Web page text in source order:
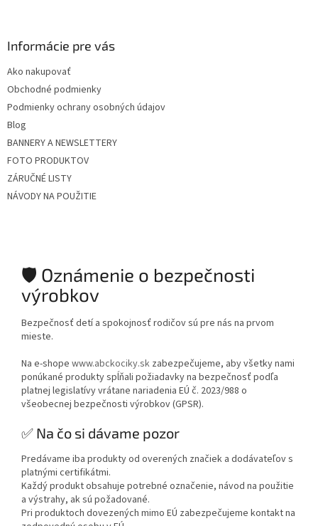
Informácie pre vás
Ako nakupovať
Obchodné podmienky
Podmienky ochrany osobných údajov
Blog
BANNERY A NEWSLETTERY
FOTO PRODUKTOV
ZÁRUČNÉ LISTY
NÁVODY NA POUŽITIE
🛡️ Oznámenie o bezpečnosti
výrobkov
Bezpečnosť detí a spokojnosť rodičov sú pre nás na prvom
mieste.
Na e-shope www.abckociky.sk zabezpečujeme, aby všetky nami
ponúkané produkty spĺňali požiadavky na bezpečnosť podľa
platnej legislatívy vrátane nariadenia EÚ č. 2023/988 o
všeobecnej bezpečnosti výrobkov (GPSR).
✅ Na čo si dávame pozor
Predávame iba produkty od overených značiek a dodávateľov s
platnými certifikátmi.
Každý produkt obsahuje potrebné označenie, návod na použitie
a výstrahy, ak sú požadované.
Pri produktoch dovezených mimo EÚ zabezpečujeme kontakt na